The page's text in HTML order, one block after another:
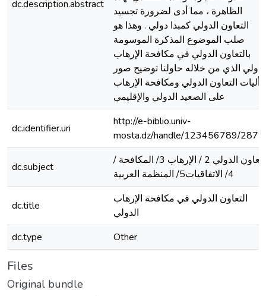
dc.description.abstract
الظاهرة ، مما أدى لضرورة تجسيد
التعاون الدولي كمبدا دولي . وهذا هو
صلب الموضوع المذكرة الموسومة
بالتعاون الدولي في مكافحة الإرهاب
الذي من خلاله حاولنا توضيح صور
وأليات التعاون الدولي ومكافحة الإرهاب
على الصعيد الدولي والإقليمي
dc.identifier.uri
http://e-biblio.univ-
mosta.dz/handle/123456789/
dc.subject
/ التعاون الدولي 2 / الإرهاب 3/ المكافحة
4/ الاتفاقيات5/ المنظمة العربية
dc.title
التعاون الدولي في مكافحة الإرهاب
الدولي
dc.type
Other
Files
Original bundle